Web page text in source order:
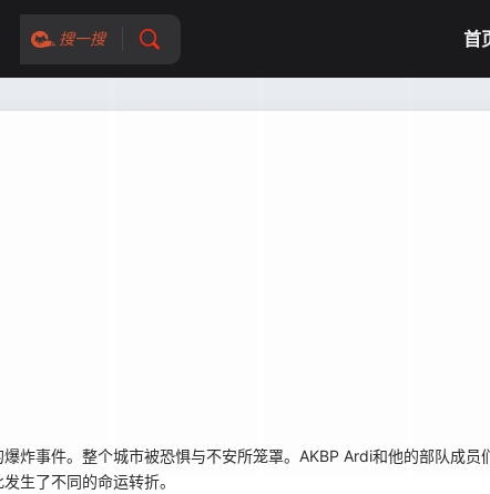
搜一搜 首
事件。整个城市被恐惧与不安所笼罩。AKBP Ardi和他的部队成员
生了不同的命运转折。